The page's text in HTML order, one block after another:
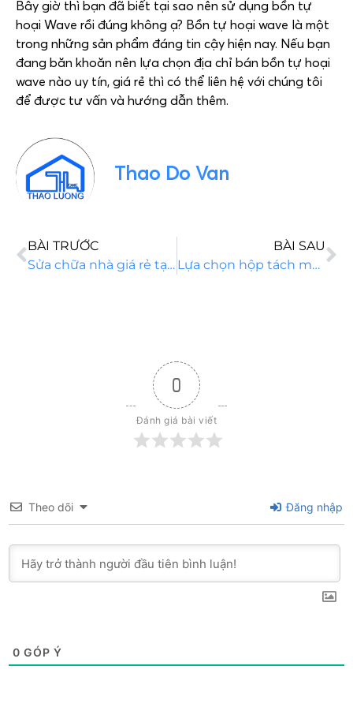
Bây giờ thì bạn đã biết tại sao nên sử dụng bồn tự
hoại Wave rồi đúng không ạ? Bồn tự hoại wave là một
trong những sản phẩm đáng tin cậy hiện nay. Nếu bạn
đang băn khoăn nên lựa chọn địa chỉ bán bồn tự hoại
wave nào uy tín, giá rẻ thì có thể liên hệ với chúng tôi
để được tư vấn và hướng dẫn thêm.
Thao Do Van
BÀI TRƯỚC
Sửa chữa nhà giá rẻ tại quận 1, 2, 3, 4, 5, 6 và 7 tại TP.HCM
BÀI SAU
Lựa chọn hộp tách mỡ thông minh cần chú ý vấn đề gì?
0
Đánh giá bài viết
Theo dõi Đăng nhập
0 GÓP Ý